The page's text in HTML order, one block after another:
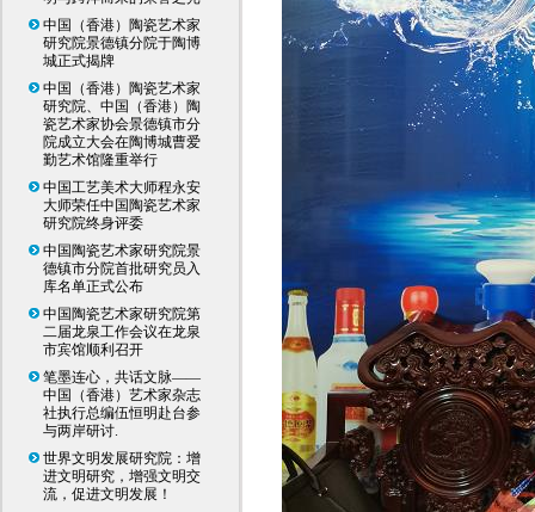
中国（香港）陶瓷艺术家
研究院景德镇分院于陶博
城正式揭牌
中国（香港）陶瓷艺术家
研究院、中国（香港）陶
瓷艺术家协会景德镇市分
院成立大会在陶博城曹爱
勤艺术馆隆重举行
中国工艺美术大师程永安
大师荣任中国陶瓷艺术家
研究院终身评委
中国陶瓷艺术家研究院景
德镇市分院首批研究员入
库名单正式公布
中国陶瓷艺术家研究院第
二届龙泉工作会议在龙泉
市宾馆顺利召开
笔墨连心，共话文脉——
中国（香港）艺术家杂志
社执行总编伍恒明赴台参
与两岸研讨.
世界文明发展研究院：增
进文明研究，增强文明交
流，促进文明发展！